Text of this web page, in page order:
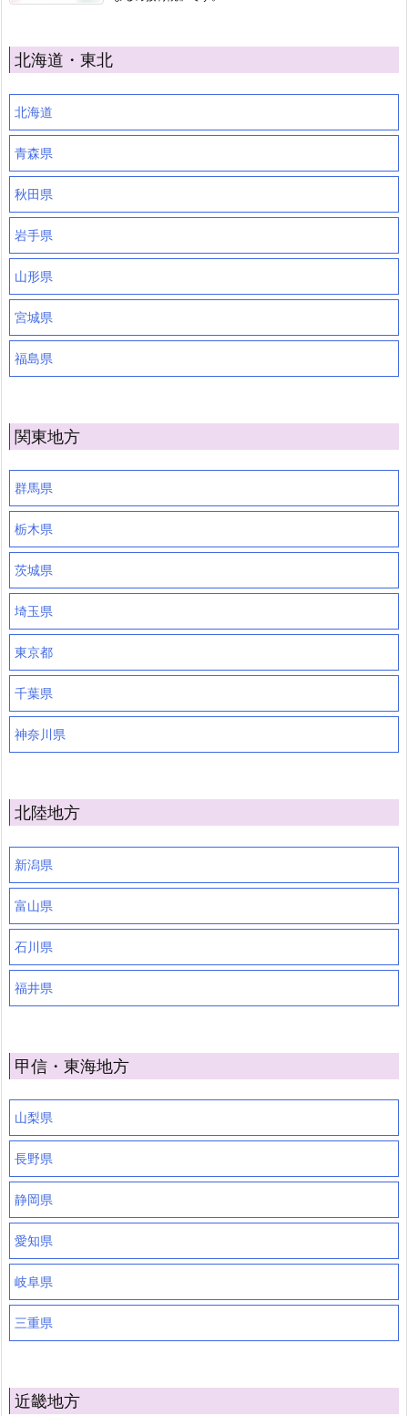
北海道・東北
北海道
青森県
秋田県
岩手県
山形県
宮城県
福島県
関東地方
群馬県
栃木県
茨城県
埼玉県
東京都
千葉県
神奈川県
北陸地方
新潟県
富山県
石川県
福井県
甲信・東海地方
山梨県
長野県
静岡県
愛知県
岐阜県
三重県
近畿地方